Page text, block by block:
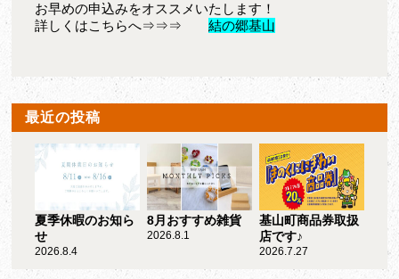
お早めの申込みをオススメいたします！
詳しくはこちらへ⇒⇒⇒ 結の郷基山
最近の投稿
夏季休暇のお知ら
せ
2026.8.4
8月おすすめ雑貨
2026.8.1
基山町商品券取扱
店です♪
2026.7.27